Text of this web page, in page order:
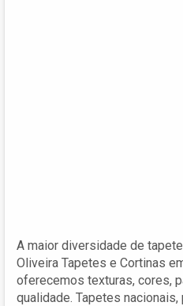
A maior diversidade de
Oliveira Tapetes e Cortinas
oferecemos texturas, cores,
qualidade. Tapetes